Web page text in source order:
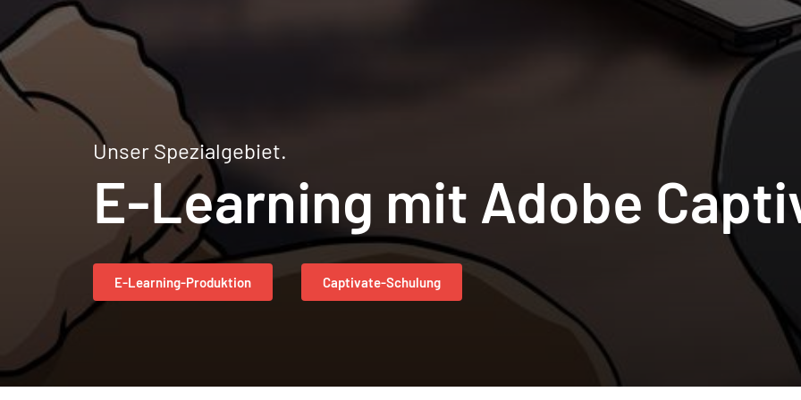
Unser Spezialgebiet.
E-Learning mit Adobe
E-Learning-Produktion Captivate-Schulung